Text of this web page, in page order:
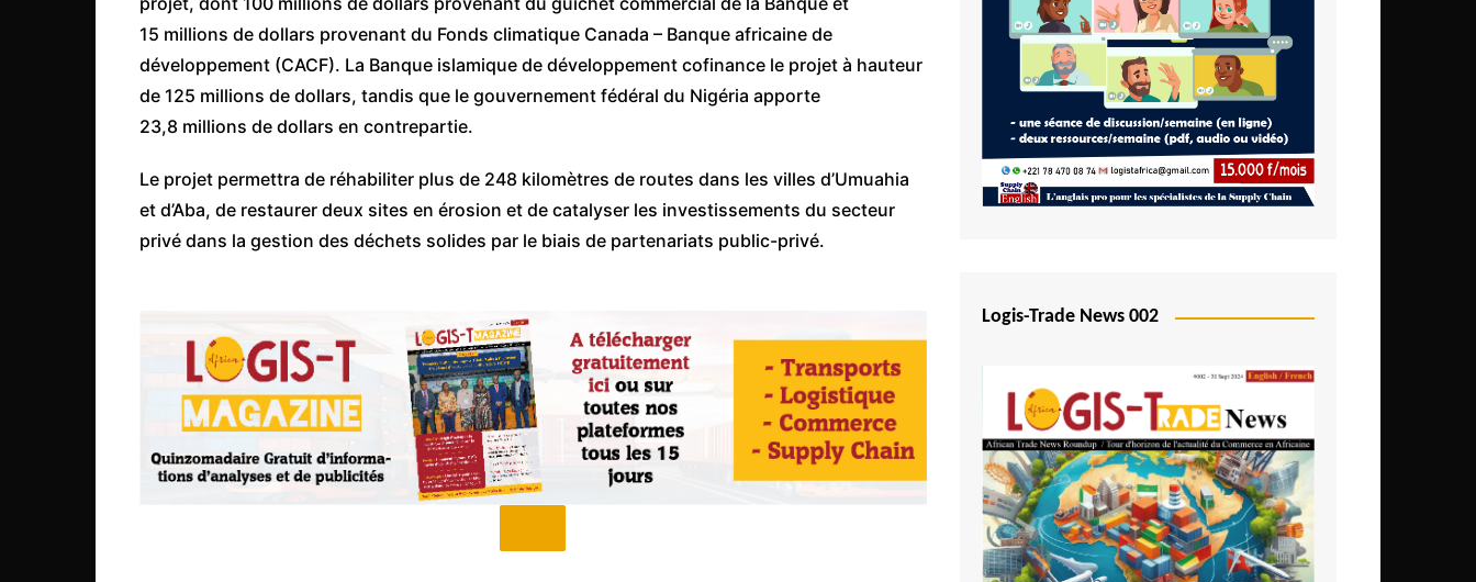
Ile Maurice
Lesotho Fr
Liberia
Maroc
Namibie
Nigeria
Niger
Ouganda
15 millions de dollars provenant du Fonds climatique Canada – Banque africaine de
développement (CACF). La Banque islamique de développement cofinance le projet à hauteur
de 125 millions de dollars, tandis que le gouvernement fédéral du Nigéria apporte
23,8 millions de dollars en contrepartie.
Le projet permettra de réhabiliter plus de 248 kilomètres de routes dans les villes d’Umuahia
et d’Aba, de restaurer deux sites en érosion et de catalyser les investissements du secteur
privé dans la gestion des déchets solides par le biais de partenariats public-privé.
Logis-Trade News 002